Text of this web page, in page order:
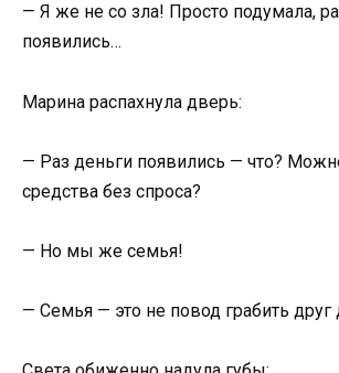
— Я же не со зла! Просто подумала,
появились…
Марина распахнула дверь:
— Раз деньги появились — что?
средства без спроса?
— Но мы же семья!
— Семья — это не повод грабить друг